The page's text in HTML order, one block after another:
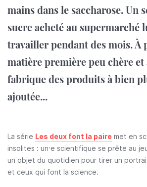
mains dans le saccharose. Un
sucre acheté au supermarché
travailler pendant des mois. À
matière première peu chère et
fabrique des produits à bien
ajoutée...
La série Les deux font la paire met en
insolites : un·e scientifique se prête au
un objet du quotidien pour tirer un
et ceux qui font la science.